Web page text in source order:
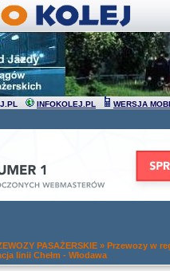
INFOKOLEJ.PL WERSJA
PASAŻERSKIE » Przewozy w
linii Chełm - Włodawa